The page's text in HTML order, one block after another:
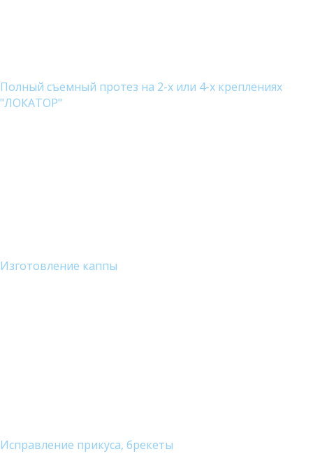
Полный съемный протез на 2-х или 4-х креплениях
"ЛОКАТОР"
Изготовление каппы
Исправление прикуса, брекеты